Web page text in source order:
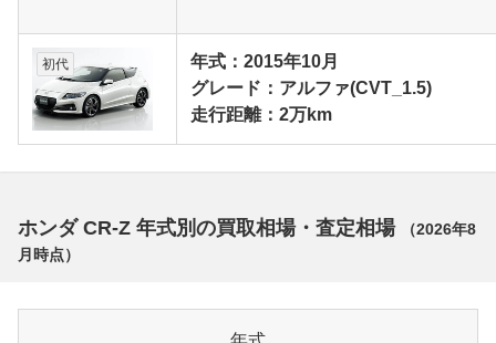
初代
年式：2015年10月
グレード：アルファ(CVT_1.5)
走行距離：2万km
ホンダ CR-Z 年式別の買取相場・査定相場 （2026年8
月 時点）